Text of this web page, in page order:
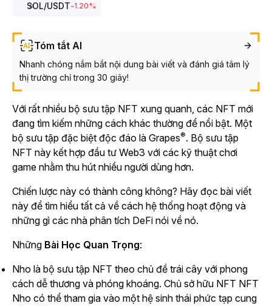
SOL/USDT-1.20%
Tóm tắt AI
Nhanh chóng nắm bắt nội dung bài viết và đánh giá tâm lý
thị trường chỉ trong 30 giây!
Với rất nhiều bộ sưu tập NFT xung quanh, các NFT mới
đang tìm kiếm những cách khác thường để nổi bật. Một
bộ sưu tập đặc biệt độc đáo là Grapes®. Bộ sưu tập
NFT này kết hợp đầu tư Web3 với các kỹ thuật chơi
game nhằm thu hút nhiều người dùng hơn.
Chiến lược này có thành công không? Hãy đọc bài viết
này để tìm hiểu tất cả về cách hệ thống hoạt động và
những gì các nhà phân tích DeFi nói về nó.
Những Bài Học Quan Trọng:
Nho là bộ sưu tập NFT theo chủ đề trái cây với phong
cách dễ thương và phóng khoáng. Chủ sở hữu NFT NFT
Nho có thể tham gia vào một hệ sinh thái phức tạp cung